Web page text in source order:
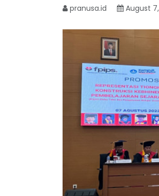
pranusa.id August